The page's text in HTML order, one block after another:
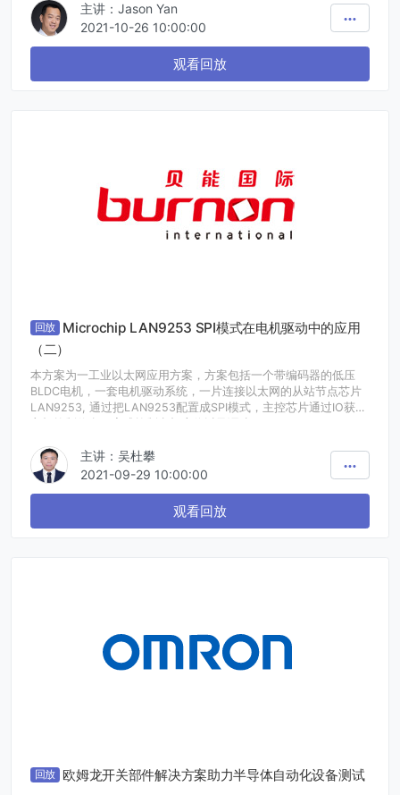
下实现100W的功率输出
· 采用一个I2C通信总线来简化微处理器与开关电源之间的通信
· 采用有源钳位电路增加开关频率，减少频率增加对效率的影响
· 减少BOM元件数目，以实现易于生产的小型化解决方案
主讲：Jason Yan
2021-10-26 10:00:00
观看回放
回放 Microchip LAN9253 SPI模式在电机驱动中的应用
（二）
本方案为一工业以太网应用方案，方案包括一个带编码器的低压
BLDC电机，一套电机驱动系统，一片连接以太网的从站节点芯片
LAN9253, 通过把LAN9253配置成SPI模式，主控芯片通过IO获取
主讲：吴杜攀
2021-09-29 10:00:00
观看回放
回放 欧姆龙开关部件解决方案助力半导体自动化设备测试